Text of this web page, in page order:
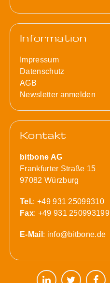
Information
Impressum
Datenschutz
AGB
Newsletter anmelden
Kontakt
bitbone AG
Frankfurter Straße 15
97082 Würzburg
Tel.: +49 931 25099310
Fax: +49 931 250993199
E-Mail : info@bitbone.de